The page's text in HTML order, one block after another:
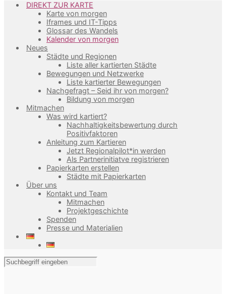
DIREKT ZUR KARTE
Karte von morgen
Iframes und IT-Tipps
Glossar des Wandels
Kalender von morgen
Neues
Städte und Regionen
Liste aller kartierten Städte
Bewegungen und Netzwerke
Liste kartierter Bewegungen
Nachgefragt – Seid ihr von morgen?
Bildung von morgen
Mitmachen
Was wird kartiert?
Nachhaltigkeitsbewertung durch
Positivfaktoren
Anleitung zum Kartieren
Jetzt Regionalpilot*in werden
Als Partnerinitiatve registrieren
Papierkarten erstellen
Städte mit Papierkarten
Über uns
Kontakt und Team
Mitmachen
Projektgeschichte
Spenden
Presse und Materialien